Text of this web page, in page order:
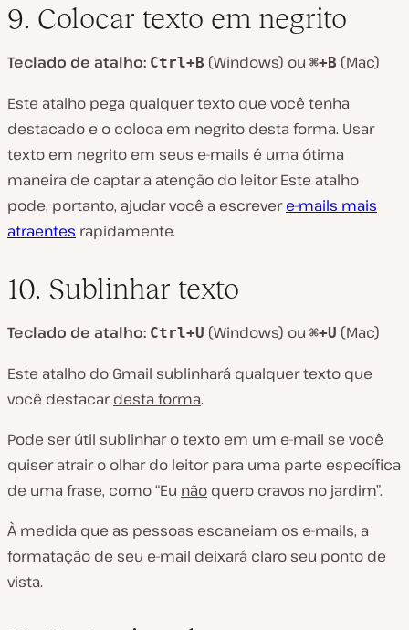
9. Colocar texto em negrito
Teclado de atalho: Ctrl+B (Windows) ou ⌘+B (Mac)
Este atalho pega qualquer texto que você tenha
destacado e o coloca em negrito desta forma. Usar
texto em negrito em seus e-mails é uma ótima
maneira de captar a atenção do leitor Este atalho
pode, portanto, ajudar você a escrevere-mails mais
atraentes rapidamente.
10. Sublinhar texto
Teclado de atalho: Ctrl+U (Windows) ou ⌘+U (Mac)
Este atalho do Gmail sublinhará qualquer texto que
você destacardesta forma.
Pode ser útil sublinhar o texto em um e-mail se você
quiser atrair o olhar do leitor para uma parte específica
de uma frase, como “Eu não quero cravos no jardim”.
À medida que as pessoas escaneiam os e-mails, a
formatação de seu e-mail deixará claro seu ponto de
vista.